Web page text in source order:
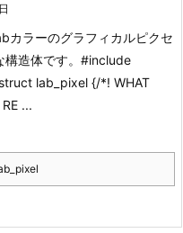
カラーのグラフィカルピクセ
造体です。 #include
struct lab_pixel {/*! WHAT
...